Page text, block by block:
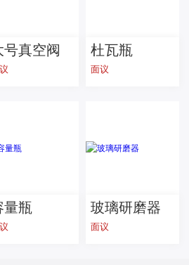
号真空阀 杜瓦瓶
面议
量瓶 玻璃研磨器
面议